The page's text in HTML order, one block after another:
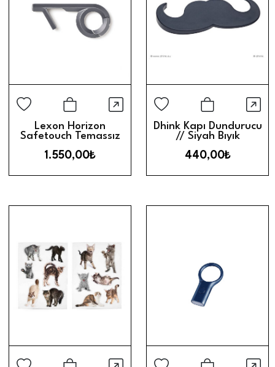
Sepete Ekle
Hızlı Görünüm
Lexon Horizon
Safetouch Temassız
Metalik Gri
1.550,00₺
Sepete
Dhink Kapı Dundurucu
// Siyah Bıyık
440,00₺